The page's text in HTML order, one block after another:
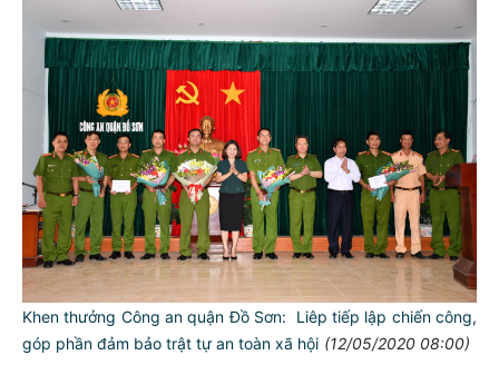
Khen thưởng Công an quận Đồ Sơn: Liêp tiếp lập chiến công,
góp phần đảm bảo trật tự an toàn xã hội (12/05/2020 08:00)